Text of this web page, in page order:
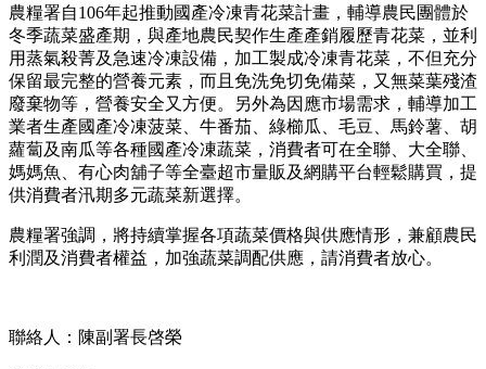
農糧署自106年起推動國產冷凍青花菜計畫，輔導農民團體於
冬季蔬菜盛產期，與產地農民契作生產產銷履歷青花菜，並利
用蒸氣殺菁及急速冷凍設備，加工製成冷凍青花菜，不但充分
保留最完整的營養元素，而且免洗免切免備菜，又無菜葉殘渣
廢棄物等，營養安全又方便。另外為因應市場需求，輔導加工
業者生產國產冷凍菠菜、牛番茄、綠櫛瓜、毛豆、馬鈴薯、胡
蘿蔔及南瓜等各種國產冷凍蔬菜，消費者可在全聯、大全聯、
媽媽魚、有心肉舖子等全臺超市量販及網購平台輕鬆購買，提
供消費者汛期多元蔬菜新選擇。
農糧署強調，將持續掌握各項蔬菜價格與供應情形，兼顧農民
利潤及消費者權益，加強蔬菜調配供應，請消費者放心。
聯絡人：陳副署長啓榮